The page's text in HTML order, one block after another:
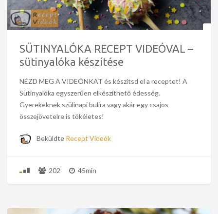
SÜTINYALÓKA RECEPT VIDEÓVAL –
sütinyalóka készítése
NÉZD MEG A VIDEÓNKAT és készítsd el a receptet! A
Sütinyalóka egyszerűen elkészíthető édesség.
Gyerekeknek szülinapi bulira vagy akár egy csajos
összejövetelre is tökéletes!
Beküldte Recept Videók
202 45min